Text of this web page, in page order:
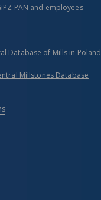
PAN and employees
Database of Mills in Poland
Millstones Database